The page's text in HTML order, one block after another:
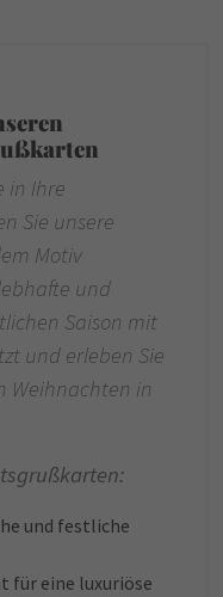
in Ihre
Sie unsere
Motiv
und
Saison mit
und erleben Sie
Weihnachten in
und festliche
für eine luxuriöse